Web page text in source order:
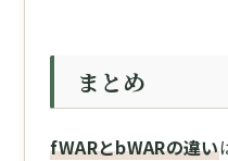
まとめ
fWARとbWARの違い